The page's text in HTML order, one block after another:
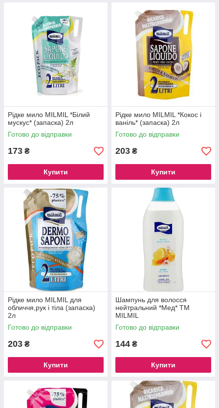
Рідке мило MILMIL *Білий
мускус* (запаска) 2л
Готово до відправки
173 ₴
Купити
Рідке мило MILMIL *Кокос і
ваніль* (запаска) 2л
Готово до відправки
203 ₴
Купити
Рідке мило MILMIL для
обличчя,рук і тіла (запаска)
2л
Готово до відправки
203 ₴
Купити
Шампунь для волосся
нейтральний *Мед* TM
MILMIL
Готово до відправки
144 ₴
Купити